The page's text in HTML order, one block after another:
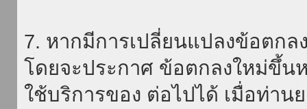
7. หากมีการเปลี่ยนแปลงข้อตกล
โดยจะประกาศ ข้อตกลงใหม่ขึ้น
ใช้บริการของ ต่อไปได้ เมื่อท่า